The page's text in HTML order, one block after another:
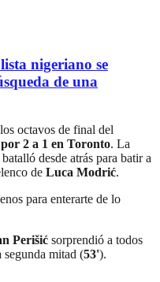
nigeriano se
de una
octavos de final del
2 a 1 en Toronto. La
batalló desde atrás para batir a
de Luca Modrić.
para enterarte de lo
Perišić sorprendió a todos
segunda mitad (53').